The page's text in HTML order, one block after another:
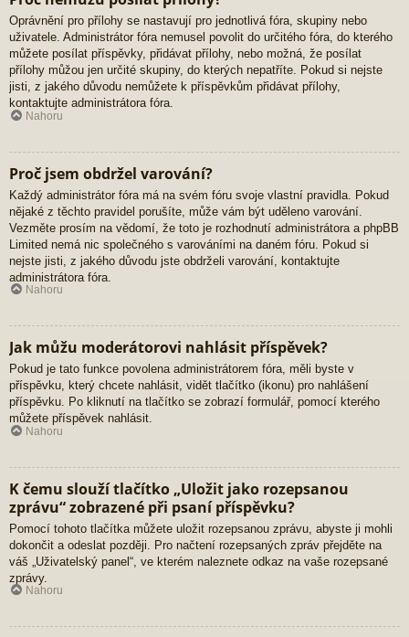
Oprávnění pro přílohy se nastavují pro jednotlivá fóra, skupiny nebo
uživatele. Administrátor fóra nemusel povolit do určitého fóra, do kterého
můžete posílat příspěvky, přidávat přílohy, nebo možná, že posílat
přílohy můžou jen určité skupiny, do kterých nepatříte. Pokud si nejste
jisti, z jakého důvodu nemůžete k příspěvkům přidávat přílohy,
kontaktujte administrátora fóra.
Nahoru
Proč jsem obdržel varování?
Každý administrátor fóra má na svém fóru svoje vlastní pravidla. Pokud
nějaké z těchto pravidel porušíte, může vám být uděleno varování.
Vezměte prosím na vědomí, že toto je rozhodnutí administrátora a phpBB
Limited nemá nic společného s varováními na daném fóru. Pokud si
nejste jisti, z jakého důvodu jste obdrželi varování, kontaktujte
administrátora fóra.
Nahoru
Jak můžu moderátorovi nahlásit příspěvek?
Pokud je tato funkce povolena administrátorem fóra, měli byste v
příspěvku, který chcete nahlásit, vidět tlačítko (ikonu) pro nahlášení
příspěvku. Po kliknutí na tlačítko se zobrazí formulář, pomocí kterého
můžete příspěvek nahlásit.
Nahoru
K čemu slouží tlačítko „Uložit jako rozepsanou
zprávu“ zobrazené při psaní příspěvku?
Pomocí tohoto tlačítka můžete uložit rozepsanou zprávu, abyste ji mohli
dokončit a odeslat později. Pro načtení rozepsaných zpráv přejděte na
váš „Uživatelský panel“, ve kterém naleznete odkaz na vaše rozepsané
zprávy.
Nahoru